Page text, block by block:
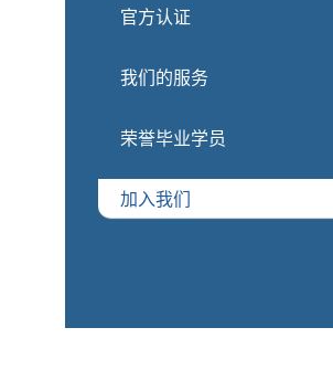
官方认证
我们的服务
荣誉毕业学员
加入我们